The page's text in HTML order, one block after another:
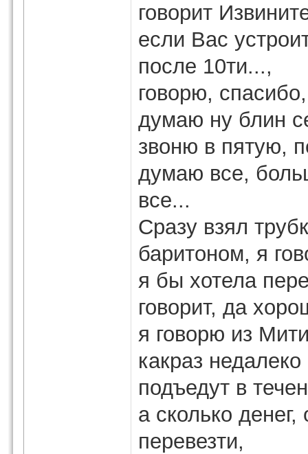
говорит
если Вас
после 10ти...,
говорю,
думаю ну блин
звоню в пятую,
думаю все,
все...
Сразу взял
баритоном, я
я бы хотела
говорит, да
я говорю из
какраз
подъедут в
а сколько
перевезти,